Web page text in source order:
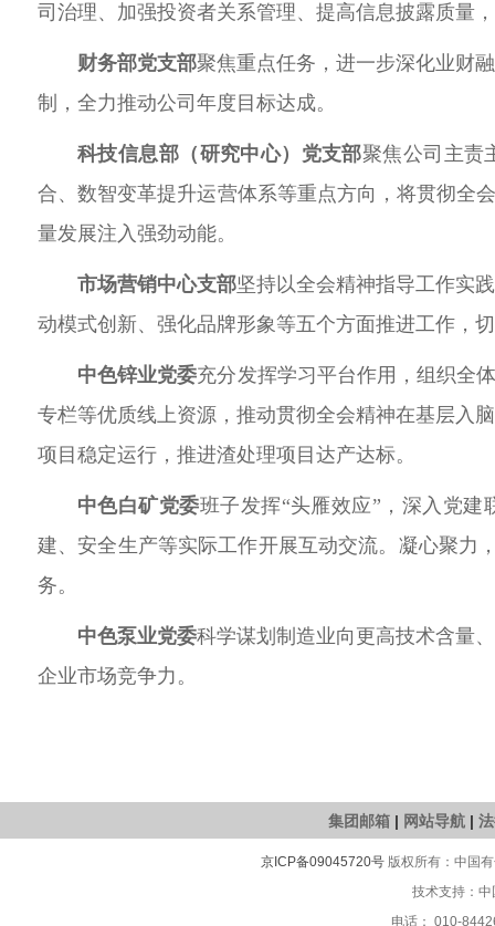
司治理、加强投资者关系管理、提高信息披露质量
财务部党支部聚焦重点任务，进一步深化业财
制
，全力推动公司年度目标达成。
科技信息部（研究中心）党支部聚焦公司 主责
合、数智变革提升运营体系等重点方向，将贯彻全
量发展注入强劲动能。
市场营销中心支部坚持以全会精神指导工作实
动模式创新、强化品牌形象等五个方面推进工作，
中色锌业党委充分发挥学习平台作用，组织全
专栏等优质线上资源，推动贯彻全会精神在基层入
项目稳定运行，推进渣处理项目达产达标。
中色白矿党委班子发挥“头雁效应” ， 深入党建
建、安全生产等实际工作开展互动交流。 凝心聚力
务。
中色泵业党委科学谋划制造业向更高技术含量
企业市场竞争力 。
集团邮箱 | 网站导航 |
京ICP备09045720号 版权所有：中国
技术支持：
电话： 010-